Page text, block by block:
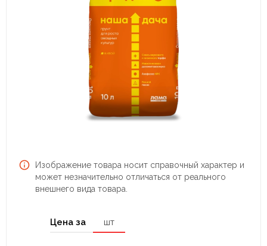
Изображение товара носит справочный характер и
может незначительно отличаться от реального
внешнего вида товара.
Цена за шт